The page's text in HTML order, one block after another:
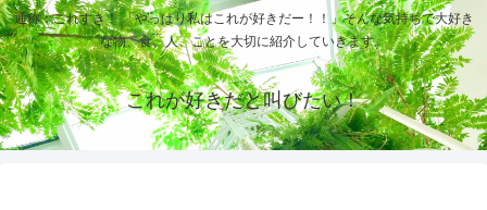
通称：これすき！ 「やっぱり私はこれが好きだー！！」そんな気持ちで大好き
な物、食、人、ことを大切に紹介していきます。
これが好きだと叫びたい！